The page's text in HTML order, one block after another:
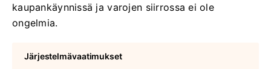
kaupankäynnissä ja varojen siirrossa ei ole
ongelmia.
Järjestelmävaatimukset